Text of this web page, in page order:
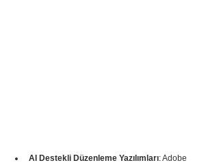
AI Destekli Düzenleme Yazılımları: Adobe